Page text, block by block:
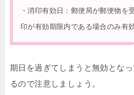
・消印有効日：郵便局が郵便物を
印が有効期限内である場合のみ有
期日を過ぎてしまうと無効とな
るので注意しましょう。